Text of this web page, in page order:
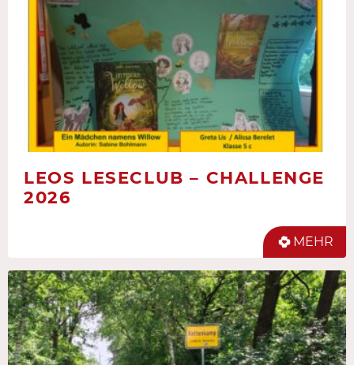
LEOS LESECLUB – CHALLENGE
2026
MEHR